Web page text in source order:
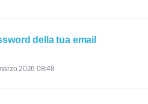
della tua email
2026 08:48